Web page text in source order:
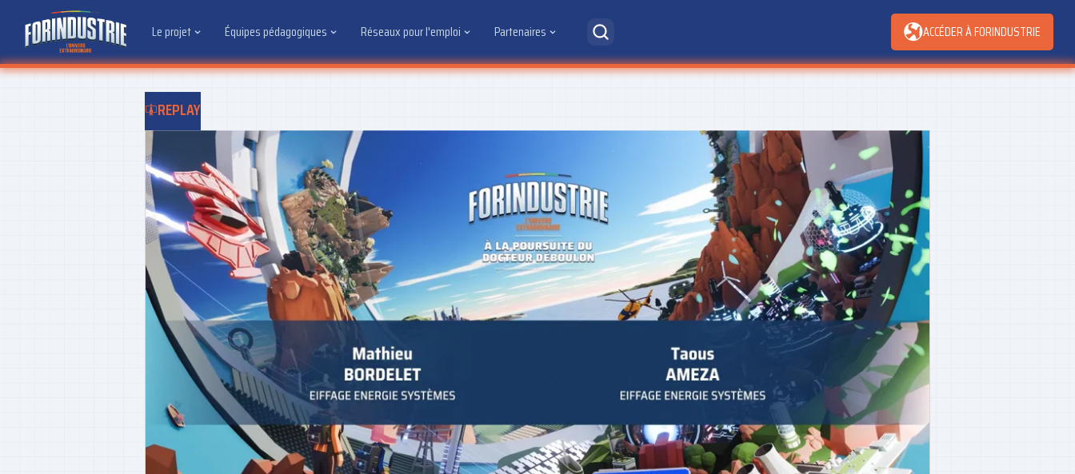
Le projet Équipes pédagogiques Réseaux pour l'emploi Partenaires ACCÉDER À FORINDUSTRIE
REPLAY